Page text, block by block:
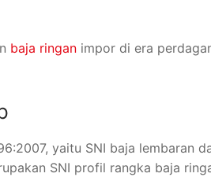
baja ringan impor di era
yaitu SNI baja lembaran
SNI profil rangka baja